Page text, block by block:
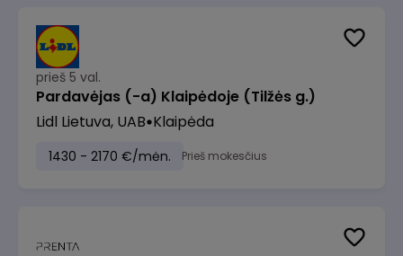
prieš 5 val.
Pardavėjas (-a) Klaipėdoje (Tilžės g.)
Lidl Lietuva, UAB Klaipėda
1430 - 2170 €/mėn. Prieš mokesčius